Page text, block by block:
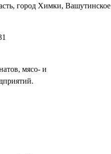
город Химки, Вашутинское
мясо- и